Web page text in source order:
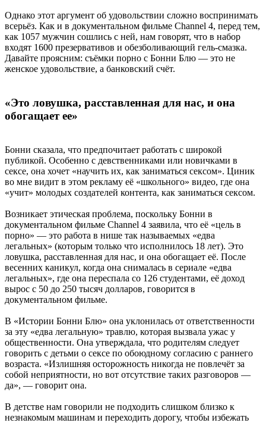
Однако этот аргумент об удовольствии сложно воспринимать
всерьёз. Как и в документальном фильме Channel 4, перед тем,
как 1057 мужчин сошлись с ней, нам говорят, что в набор
входят 1600 презервативов и обезболивающий гель-смазка.
Давайте проясним: съёмки порно с Бонни Блю — это не
женское удовольствие, а банковский счёт.
«Это ловушка, расставленная для нас, и она
обогащает ее»
Бонни сказала, что предпочитает работать с широкой
публикой. Особенно с девственниками или новичками в
сексе, она хочет «научить их, как заниматься сексом». Циник
во мне видит в этом рекламу её «школьного» видео, где она
«учит» молодых создателей контента, как заниматься сексом.
Возникает этическая проблема, поскольку Бонни в
документальном фильме Channel 4 заявила, что её «цель в
порно» — это работа в нише так называемых «едва
легальных» (которым только что исполнилось 18 лет). Это
ловушка, расставленная для нас, и она обогащает её. После
весенних каникул, когда она снималась в сериале «едва
легальных», где она переспала со 126 студентами, её доход
вырос с 50 до 250 тысяч долларов, говорится в
документальном фильме.
В «Истории Бонни Блю» она уклонилась от ответственности
за эту «едва легальную» травлю, которая вызвала ужас у
общественности. Она утверждала, что родителям следует
говорить с детьми о сексе по обоюдному согласию с раннего
возраста. «Излишняя осторожность никогда не повлечёт за
собой неприятности, но вот отсутствие таких разговоров —
да», — говорит она.
В детстве нам говорили не подходить слишком близко к
незнакомым машинам и переходить дорогу, чтобы избежать